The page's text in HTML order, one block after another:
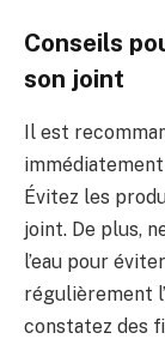
Conseils
son joint
Il est
Évitez les
joint. De plus,
l’eau pour
régulièrement
constatez des